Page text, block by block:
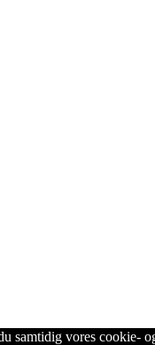
samtidig vores cookie-